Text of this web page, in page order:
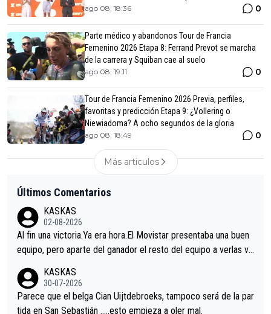
ago 08, 18:36 0
Parte médico y abandonos Tour de Francia
Femenino 2026 Etapa 8: Ferrand Prevot se marcha
de la carrera y Squiban cae al suelo
ago 08, 19:11 0
Tour de Francia Femenino 2026 Previa, perfiles,
favoritas y predicción Etapa 9: ¿Vollering o
Niewiadoma? A ocho segundos de la gloria
ago 08, 18:49 0
Más articulos
Últimos Comentarios
KASKAS
02-08-2026
Al fin una victoria.Ya era hora.El Movistar presentaba una buen
equipo, pero aparte del ganador el resto del equipo a verlas ve
s.La única buena noticia es la mejoría de Enric Más en San Seb
astian.Si en la Vuelta a Burgos sigue la mejoría, podríamos ten
er alguna sorpresa en la Vuelta.Ojalá.
KASKAS
30-07-2026
Parece que el belga Cian Uijtdebroeks, tampoco será de la par
tida en San Sebastián …..esto empieza a oler mal.